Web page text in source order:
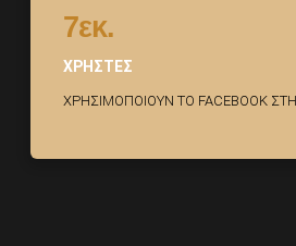
7εκ.
ΧΡΗΣΤΕΣ
ΧΡΗΣΙΜΟΠΟΙΟΥΝ ΤΟ FACEBOOK